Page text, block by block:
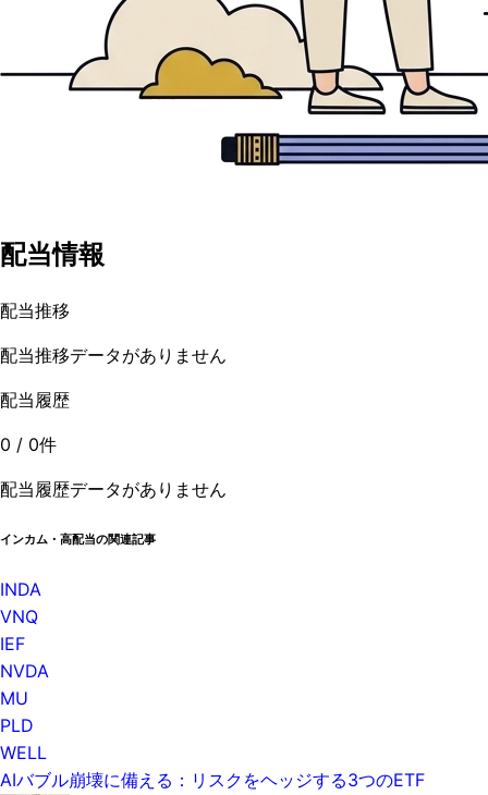
配当情報
配当推移
配当推移データがありません
配当履歴
0 / 0件
配当履歴データがありません
インカム・高配当の関連記事
INDA
VNQ
IEF
NVDA
MU
PLD
WELL
AIバブル崩壊に備える：リスクをヘッジする3つのETF